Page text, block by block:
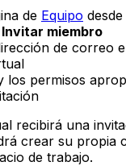
de Equipo
Invitar miembro
de correo
los permisos
recibirá una
crear su propia
de trabajo.